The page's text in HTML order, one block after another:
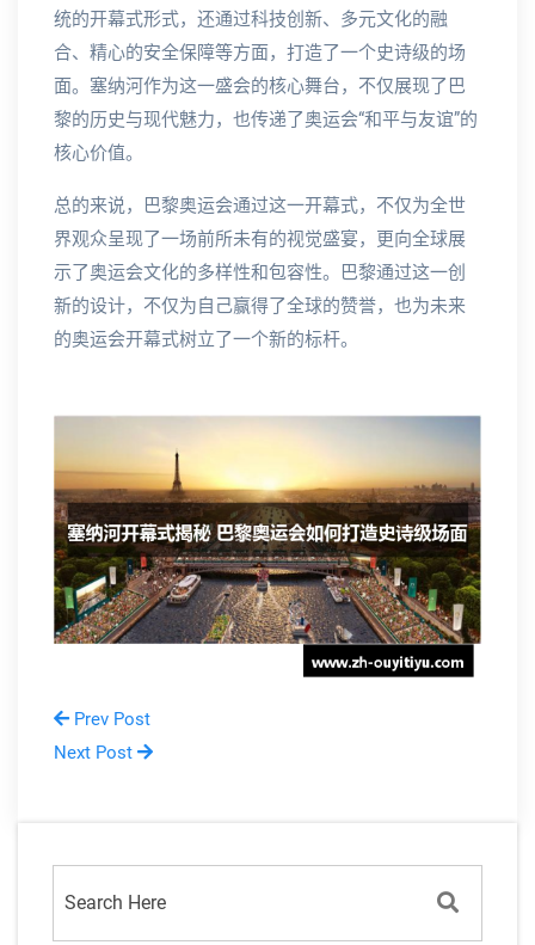
统的开幕式形式，还通过科技创新、多元文化的融
合、精心的安全保障等方面，打造了一个史诗级的场
面。塞纳河作为这一盛会的核心舞台，不仅展现了巴
黎的历史与现代魅力，也传递了奥运会“和平与友谊”的
核心价值。
总的来说，巴黎奥运会通过这一开幕式，不仅为全世
界观众呈现了一场前所未有的视觉盛宴，更向全球展
示了奥运会文化的多样性和包容性。巴黎通过这一创
新的设计，不仅为自己赢得了全球的赞誉，也为未来
的奥运会开幕式树立了一个新的标杆。
Prev Post
Next Post